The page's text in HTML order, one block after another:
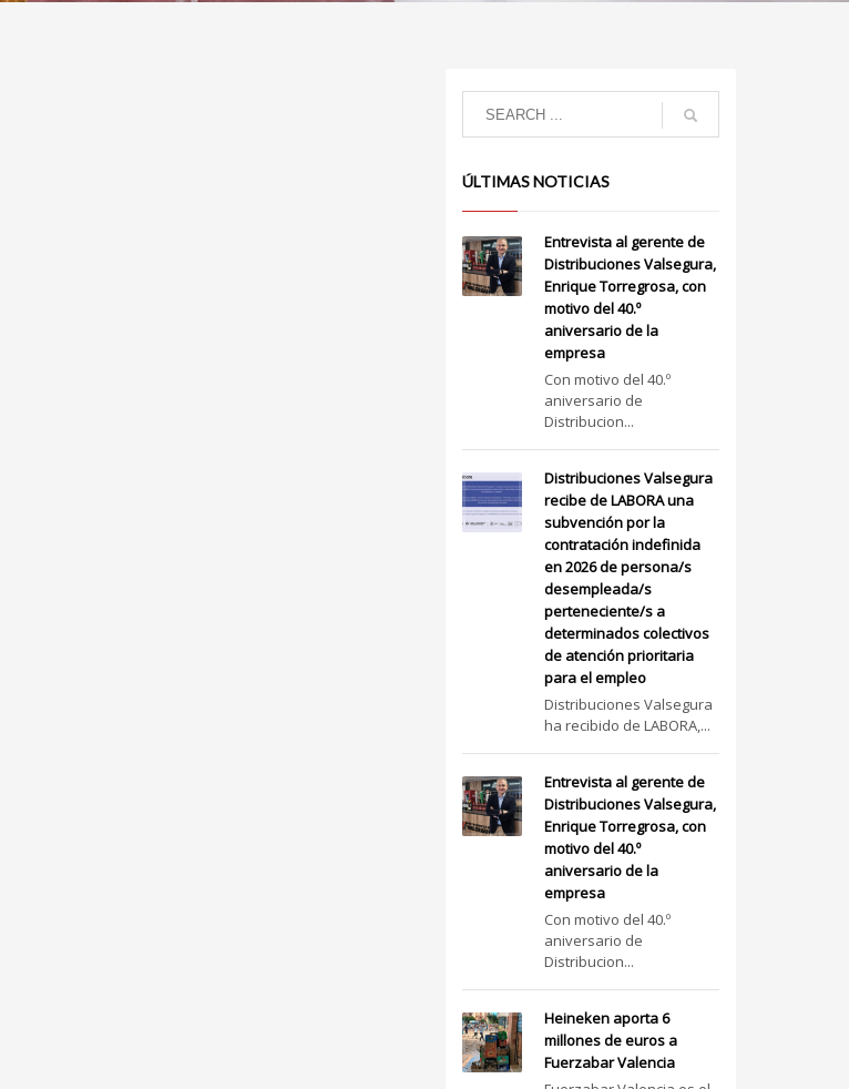
ÚLTIMAS NOTICIAS
Entrevista al gerente de
Distribuciones Valsegura,
Enrique Torregrosa, con
motivo del 40.º
aniversario de la
empresa
Con motivo del 40.º
aniversario de
Distribucion...
Distribuciones Valsegura
recibe de LABORA una
subvención por la
contratación indefinida
en 2026 de persona/s
desempleada/s
perteneciente/s a
determinados colectivos
de atención prioritaria
para el empleo
Distribuciones Valsegura
ha recibido de LABORA,...
Entrevista al gerente de
Distribuciones Valsegura,
Enrique Torregrosa, con
motivo del 40.º
aniversario de la
empresa
Con motivo del 40.º
aniversario de
Distribucion...
Heineken aporta 6
millones de euros a
Fuerzabar Valencia